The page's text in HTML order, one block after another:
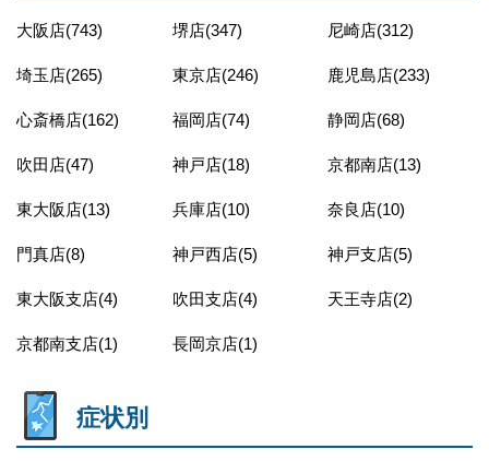
大阪店(743) 堺店(347) 尼崎店(312)
埼玉店(265) 東京店(246) 鹿児島店(233)
心斎橋店(162) 福岡店(74) 静岡店(68)
吹田店(47) 神戸店(18) 京都南店(13)
東大阪店(13) 兵庫店(10) 奈良店(10)
門真店(8) 神戸西店(5) 神戸支店(5)
東大阪支店(4) 吹田支店(4) 天王寺店(2)
京都南支店(1) 長岡京店(1)
症状別